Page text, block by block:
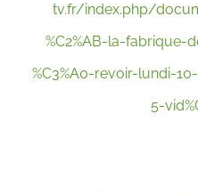
tv.fr/index.php/
%C2%AB-la-fabrique-
%C3%A0-revoir-lundi-
5-